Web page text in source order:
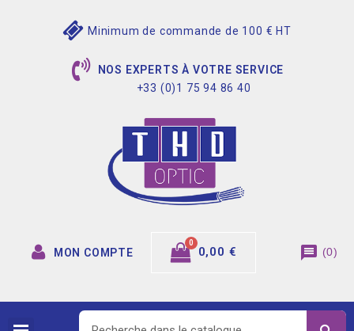
Minimum de commande de 100 € HT
NOS EXPERTS À VOTRE SERVICE
+33 (0)1 75 94 86 40
MON COMPTE 0,00 € message (0)